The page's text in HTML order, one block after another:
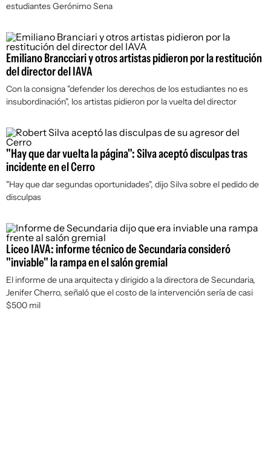
estudiantes Gerónimo Sena
Emiliano Brancciari y otros artistas pidieron por la restitución
del director del IAVA
Con la consigna "defender los derechos de los estudiantes no es
insubordinación", los artistas pidieron por la vuelta del director
"Hay que dar vuelta la página": Silva aceptó disculpas tras
incidente en el Cerro
"Hay que dar segundas oportunidades", dijo Silva sobre el pedido de
disculpas
Liceo IAVA: informe técnico de Secundaria consideró
"inviable" la rampa en el salón gremial
El informe de una arquitecta y dirigido a la directora de Secundaria,
Jenifer Cherro, señaló que el costo de la intervención sería de casi
$500 mil